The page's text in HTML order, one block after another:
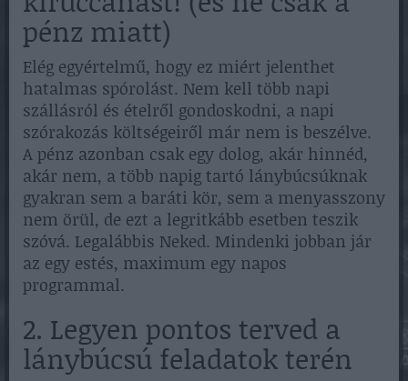
pénz miatt)
Elég egyértelmű, hogy ez miért jelenthet
hatalmas spórolást. Nem kell több napi
szállásról és ételről gondoskodni, a napi
szórakozás költségeiről már nem is beszélve.
A pénz azonban csak egy dolog, akár hinnéd,
akár nem, a több napig tartó lánybúcsúknak
gyakran sem a baráti kör, sem a menyasszony
nem örül, de ezt a legritkább esetben teszik
szóvá. Legalábbis Neked. Mindenki jobban jár
az egy estés, maximum egy napos
programmal.
2. Legyen pontos terved a
lánybúcsú feladatok terén